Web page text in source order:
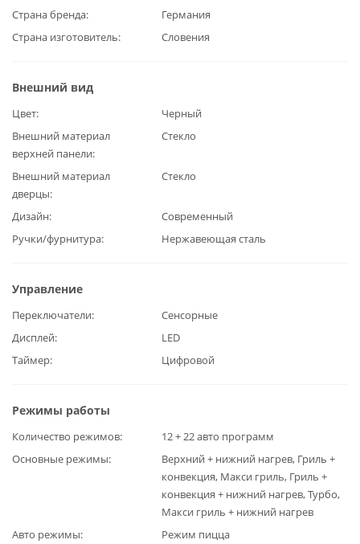
Страна бренда
Германия
Страна изготовитель
Словения
Внешний вид
Цвет
Черный
Внешний материал
верхней панели
Стекло
Внешний материал
дверцы
Стекло
Дизайн
Современный
Ручки/фурнитура
Нержавеющая сталь
Управление
Переключатели
Сенсорные
Дисплей
LED
Таймер
Цифровой
Режимы работы
Количество режимов
12 + 22 авто программ
Основные режимы
Верхний + нижний нагрев, Гриль +
конвекция, Макси гриль, Гриль +
конвекция + нижний нагрев, Турбо,
Макси гриль + нижний нагрев
Авто режимы
Режим пицца